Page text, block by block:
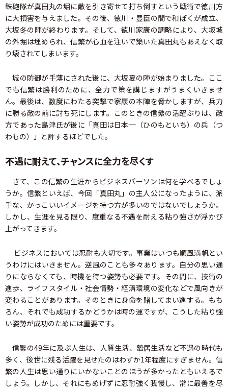
鉄砲隊が真田丸の堀に敵を引き寄せて打ち倒すという戦術で徳川方
に大損害を与えました。その後、徳川・豊臣の間で和ぼくが成立、
大坂冬の陣が終わります。そして、徳川家康の調略により、大坂城
の外堀は埋められ、信繁が心血を注いで築いた真田丸もあえなく取
り壊されてしまいます。
城の防御が手薄にされた後に、大坂夏の陣が始まりました。ここ
でも信繁は勝利のために、全力で策を講じますがうまくいきませ
ん。最後は、数度にわたる突撃で家康の本陣を脅かしますが、兵力
に勝る敵の前に討ち死にします。このときの信繁の活躍ぶりは、敵
方であった島津氏が後に「真田は日本一（ひのもといち）の兵（つ
わもの）」と評するほどでした。
不遇に耐えて、チャンスに全力を尽くす
さて、この信繁の生涯からビジネスパーソンは何を学べるでしょ
うか。信繁といえば、今回「真田丸」の主人公になったように、派
手な、かっこいいイメージを持つ方が多いのではないでしょうか。
しかし、生涯を見る限り、度重なる不遇を耐える粘り強さが浮かび
上がってきます。
ビジネスにおいては忍耐も大切です。事業はいつも順風満帆とい
うわけにはいきません。逆風のことも多々あります。自分の思い通
りにならなくても、時機を待つ姿勢も必要です。その間に、技術の
進歩、ライフスタイル・社会情勢・経済環境の変化などで風向きが
変わることがあります。そのときに身命を賭してまい進する。もち
ろん、それでも成功するかどうかは時の運ですが、こうした粘り強
い姿勢が成功のためには重要です。
信繁の49年に及ぶ人生は、人質生活、蟄居生活など不遇の時代も
多く、後世に残る活躍を見せたのはわずか1年程度にすぎません。信
繁の人生は思い通りにいかないことのほうが多かったともいえるで
しょう。しかし、それにもめげずに忍耐強く我慢し、常に最善を尽